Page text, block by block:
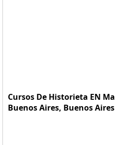
Cursos De Historieta EN
Buenos Aires, Buenos